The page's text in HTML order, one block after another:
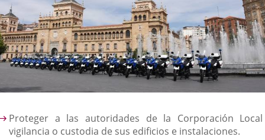
Proteger a las autoridades de la Corporación
vigilancia o custodia de sus edificios e instalaciones.